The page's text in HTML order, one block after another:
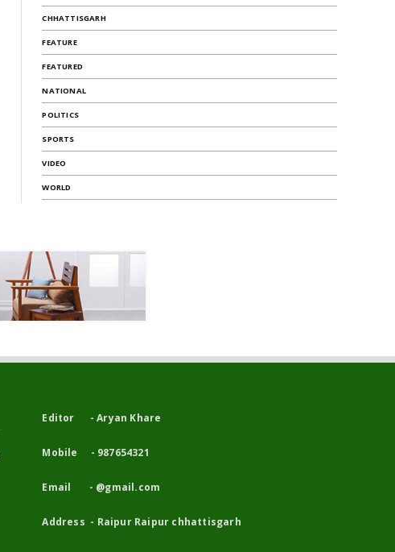
CHHATTISGARH
FEATURE
FEATURED
NATIONAL
POLITICS
SPORTS
VIDEO
WORLD
Editor - Aryan Khare
Mobile - 987654321
Email - @gmail.com
Address - Raipur Raipur chhattisgarh